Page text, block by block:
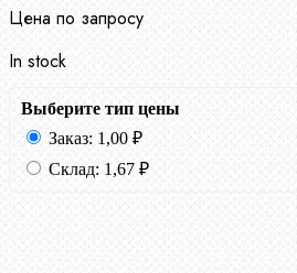
Цена по запросу
In stock
Выберите тип цены
Заказ: 1,00 ₽
Склад: 1,67 ₽